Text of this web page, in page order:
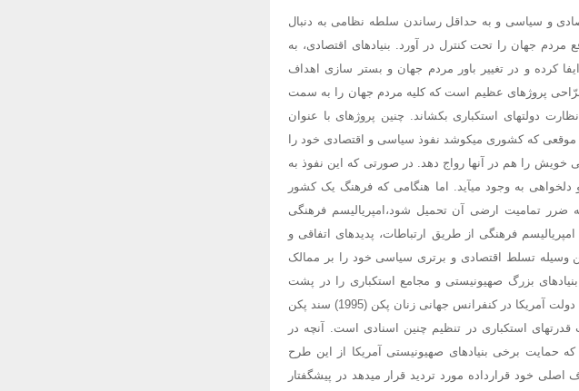
و سیاسی و به حداقل رساندن سلطه نظامی به دنبال
جهان را تحت کنترل در آورد. بنیادهای اقتصادی، به
کرده و در تغییر باور مردم جهان و بستر سازی اهداف
طرّاحی پروژهای عظیم است که کلیه مردم جهان را به سمت
دولتهای استکباری بکشاند. چنین پروژهای با عنوان
که کشوری میکوشد نفوذ سیاسی و اقتصادی خود را
خویش را هم در آنها رواج دهد. در صورتی که این نفوذ به
به وجود میآید. اما هنگامی که فرهنگ یک کشور
تمامیت ارضی آن تحمیل شود،امپریالیسم فرهنگی
فرهنگی از طریق ارتباطات، پدیدهای اتفاقی و
وسیله تسلط اقتصادی و برتری سیاسی خود را بر ممالک
است. (2) صاحب نظران ردّپای بنیادهای بزرگ صهیونیستی و مجامع استکباری را در پشت
صحنه اسناد و معاهدات زنانه پیگیری میکنند. اینکه مادلین آلبرایت نماینده دولت آمریکا در کنفرانس جهانی زنان پکن (1995) سند پکن
قدرتهای استکباری در تنظیم چنین اسنادی است. آنچه در
حمایت برخی بنیادهای صهیونیستی آمریکا از این طرح
خود قرارداده مورد تردید قرار میدهد در پیشگفتار